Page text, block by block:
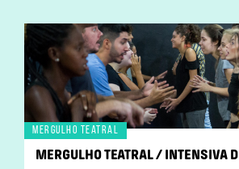
Mergulho teatral
MERGULHO TEATRAL / INTENSIVA D